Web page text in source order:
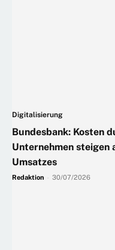
Digitalisierung
Bundesbank: Kosten
Unternehmen steigen
Umsatzes
Redaktion 30/07/2026